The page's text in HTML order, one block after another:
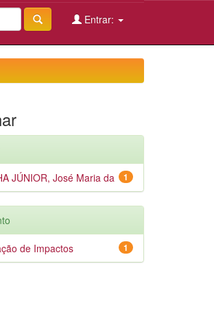
Entrar:
1
JÚNIOR, José Maria da
1
de Impactos